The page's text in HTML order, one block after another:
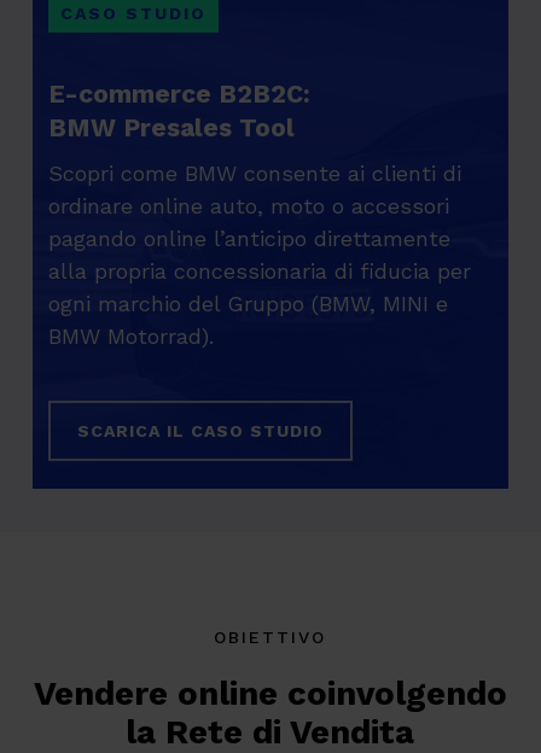
CASO STUDIO
E-commerce B2B2C:
BMW Presales Tool
Scopri come BMW consente ai clienti di
ordinare online auto, moto o accessori
pagando online l’anticipo direttamente
alla propria concessionaria di fiducia per
ogni marchio del Gruppo (BMW, MINI e
BMW Motorrad).
SCARICA IL CASO STUDIO
OBIETTIVO
Vendere online coinvolgendo
la Rete di Vendita